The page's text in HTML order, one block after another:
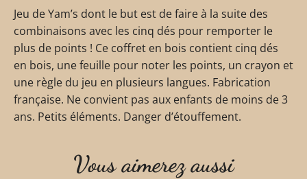
Jeu de Yam’s dont le but est de faire à la suite des
combinaisons avec les cinq dés pour remporter le
plus de points ! Ce coffret en bois contient cinq dés
en bois, une feuille pour noter les points, un crayon et
une règle du jeu en plusieurs langues. Fabrication
française. Ne convient pas aux enfants de moins de 3
ans. Petits éléments. Danger d’étouffement.
Vous aimerez aussi